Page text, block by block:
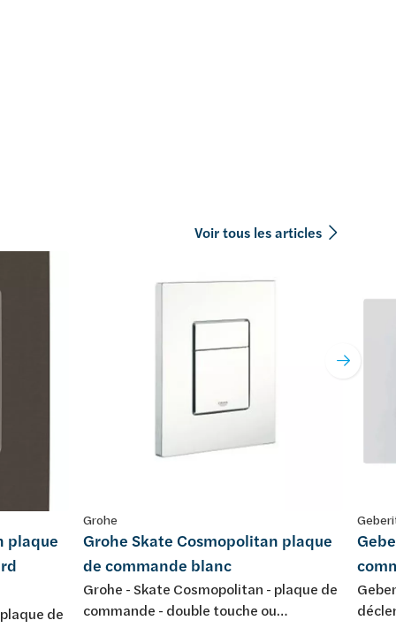
Voir tous les articles
plaque
de
Grohe
Grohe Skate Cosmopolitan plaque
de commande blanc
Grohe - Skate Cosmopolitan - plaque de
commande - double touche ou